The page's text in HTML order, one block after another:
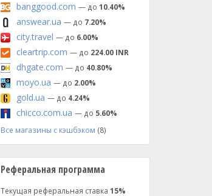
banggood.com — до 10.40%
answear.ua — до 7.20%
city.travel — до 6.00%
cleartrip.com — до 224.00 INR
dhgate.com — до 40.80%
moyo.ua — до 2.00%
gold.ua — до 4.24%
chicco.com.ua — до 5.60%
Все магазины с кэшбэком (8)
Реферальная программа
Текущая реферальная ставка 15%